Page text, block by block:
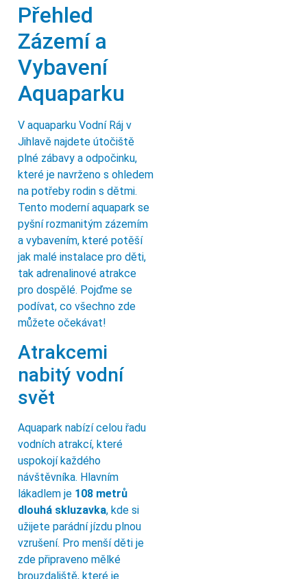
Přehled
Zázemí a
Vybavení
Aquaparku
V aquaparku Vodní Ráj v
Jihlavě najdete útočiště
plné zábavy a odpočinku,
které je navrženo s ohledem
na potřeby rodin s dětmi.
Tento moderní aquapark se
pyšní rozmanitým zázemím
a vybavením, které potěší
jak malé instalace pro děti,
tak adrenalinové atrakce
pro dospělé. Pojďme se
podívat, co všechno zde
můžete očekávat!
Atrakcemi
nabitý vodní
svět
Aquapark nabízí celou řadu
vodních atrakcí, které
uspokojí každého
návštěvníka. Hlavním
lákadlem je 108 metrů
dlouhá skluzavka, kde si
užijete parádní jízdu plnou
vzrušení. Pro menší děti je
zde připraveno mělké
brouzdaliště, které je